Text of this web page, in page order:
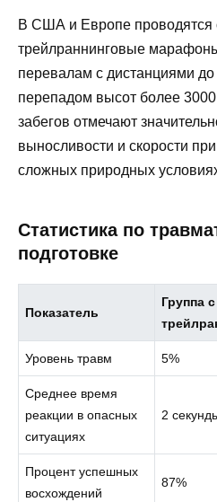
В США и Европе проводятся
трейлраннинговые
перевалам с дистанциями
перепадом высот более 3000
забегов отмечают
выносливости и скорости
сложных природных
Статистика по
подготовке
Показатель
Группа с
Уровень травм 5%
Среднее время
реакции в опасных
ситуациях
2
Процент успешных
восхождений
87%